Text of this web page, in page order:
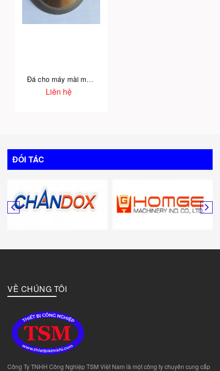
Đá cho máy mài mũi khoan VDG-13B
Liên hệ
ĐỐI TÁC
VỀ CHÚNG TÔI
Công Ty TNHH Công Nghiệp TSM Việt Nam là một công ty chuyên cung cấp